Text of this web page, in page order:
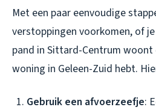
Met een paar eenvoudige
verstoppingen voorkomen, of
pand in Sittard-Centrum
woning in Geleen-Zuid hebt.
Gebruik een afvoerzeefje: